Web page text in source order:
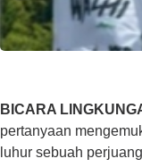
BICARA
pertanyaan
luhur sebuah